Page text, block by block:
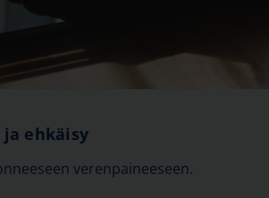
ehkäisy
verenpaineeseen.